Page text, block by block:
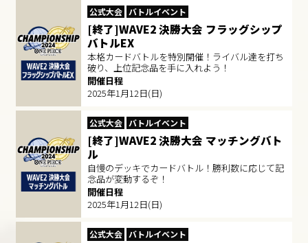
公式大会 バトルイベント
[終了]WAVE2 決勝大会 フラッグシップ
バトルEX
本格カードバトルを特別開催！ライバル達を打ち
破り、上位記念品を手に入れよう！
開催日程
2025年1月12日(日)
公式大会 バトルイベント
[終了]WAVE2 決勝大会 マッチングバト
ル
自慢のデッキでカードバトル！勝利数に応じて記
念品が変動するぞ！
開催日程
2025年1月12日(日)
公式大会 バトルイベント